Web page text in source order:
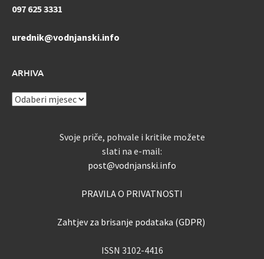
097 625 3331
urednik@vodnjanski.info
ARHIVA
ARHIVA
Svoje priče, pohvale i kritike možete
slati na e-mail:
post@vodnjanski.info
PRAVILA O PRIVATNOSTI
Zahtjev za brisanje podataka (GDPR)
ISSN 3102-4416